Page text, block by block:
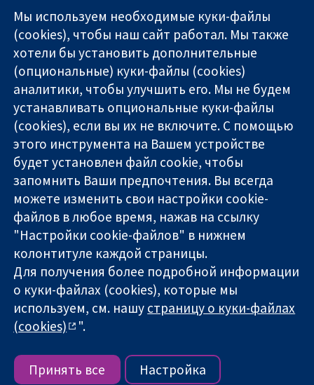
Надёжные
доказательства
Информированные
решения
Во благо
здоровья
11-13 Cavendish
Square
London
W1G 0AN
United Kingdom
Связаться с
нами
Новости
Пресс-
служба
О нас
Работа
Cochrane
Library
The Cochrane Collaboration is a charity (no. 1045921) and a
company limited by guarantee (no. 03044323) registered in
England & Wales. VAT registration number GB 718 2127 49.
Copyright © 2026 The Cochrane Collaboration
Условия использования веб-сайта|Отказ от
ответственности|Конфиденциальность
Мы используем необходимые куки-файлы
(cookies), чтобы наш сайт работал. Мы также
хотели бы установить дополнительные
(опциональные) куки-файлы (cookies)
аналитики, чтобы улучшить его. Мы не будем
устанавливать опциональные куки-файлы
(cookies), если вы их не включите. С помощью
этого инструмента на Вашем устройстве
будет установлен файл cookie, чтобы
запомнить Ваши предпочтения. Вы всегда
можете изменить свои настройки cookie-
файлов в любое время, нажав на ссылку
"Настройки cookie-файлов" в нижнем
колонтитуле каждой страницы.
Для получения более подробной информации
о куки-файлах (cookies), которые мы
используем, см. нашу страницу о куки-файлах
(cookies)
".
Принять все Настройка